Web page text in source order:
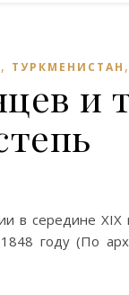
, ТУРКМЕНИСТАН ,
и
в середине XIX
году (По